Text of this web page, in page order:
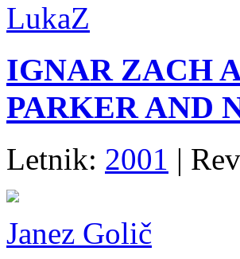
LukaZ
IGNAR ZACH
PARKER AND
Letnik: 2001 |
Janez Golič